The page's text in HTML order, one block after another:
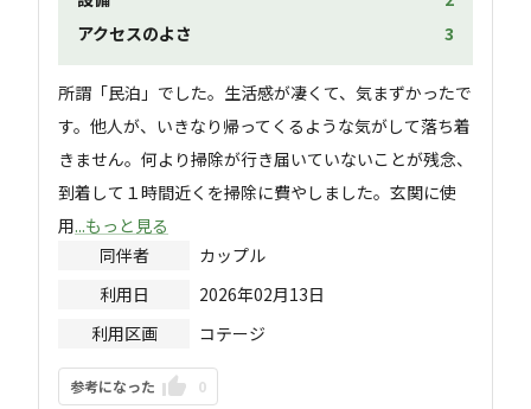
アクセスのよさ
3
所謂「民泊」でした。生活感が凄くて、気まずかったで
す。他人が、いきなり帰ってくるような気がして落ち着
きません。何より掃除が行き届いていないことが残念、
到着して１時間近くを掃除に費やしました。玄関に使
用...もっと見る
同伴者
カップル
利用日
2026年02月13日
利用区画
コテージ
参考になった 0